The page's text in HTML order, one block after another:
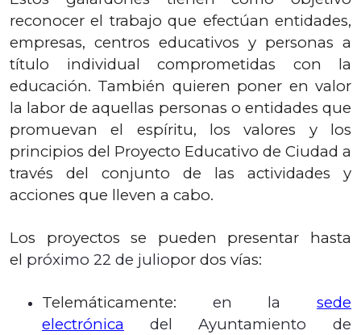
reconocer el trabajo que efectúan entidades,
empresas, centros educativos y personas a
título individual comprometidas con la
educación. También quieren poner en valor
la labor de aquellas personas o entidades que
promuevan el espíritu, los valores y los
principios del Proyecto Educativo de Ciudad a
través del conjunto de las actividades y
acciones que lleven a cabo.
Los proyectos se pueden presentar hasta
el próximo 22 de juliopor dos vías:
Telemáticamente: en lasede
electrónica
del Ayuntamiento de